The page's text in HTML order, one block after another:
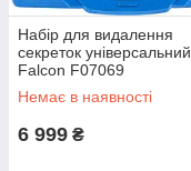
Набір для видалення
секреток універсальний
Falcon F07069
Немає в наявності
6 999 ₴